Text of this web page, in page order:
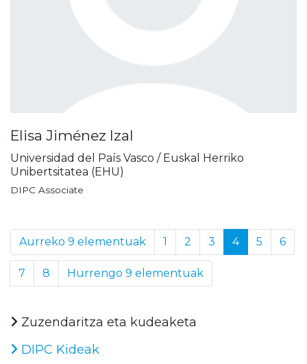
Elisa Jiménez Izal
Universidad del País Vasco / Euskal Herriko
Unibertsitatea (EHU)
DIPC Associate
Aurreko 9 elementuak 1 2 3 4 5 6
7 8 Hurrengo 9 elementuak
Zuzendaritza eta kudeaketa
DIPC Kideak